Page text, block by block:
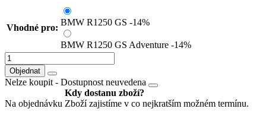
Vhodné pro:
BMW R1250 GS -14%
BMW R1250 GS Adventure -14%
Objednat
Nelze koupit - Dostupnost neuvedena
Na objednávku
Kdy dostanu zboží?
Zboží zajistíme v co nejkratším možném termínu.